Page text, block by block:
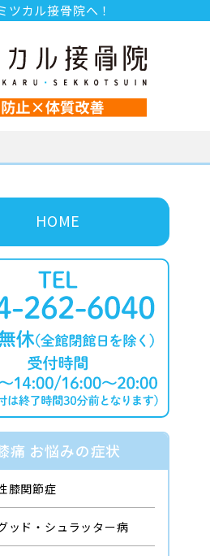
ツカル接骨院へ！
HOME
痛 お悩みの症状
膝関節症
ッド・シュラッター病